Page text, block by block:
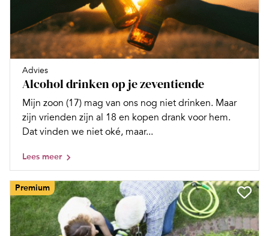
Advies
Alcohol drinken op je zeventiende
Mijn zoon (17) mag van ons nog niet drinken. Maar
zijn vrienden zijn al 18 en kopen drank voor hem.
Dat vinden we niet oké, maar...
Lees meer
Premium